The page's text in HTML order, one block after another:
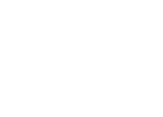
est notre lot quotidien. Et pas
des
mécanismes enzymatiques.
et particulièrement en